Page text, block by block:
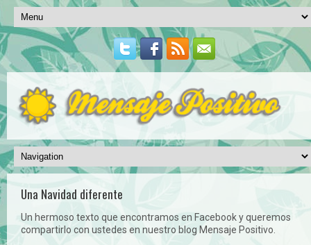
Una Navidad diferente
Un hermoso texto que encontramos en Facebook y queremos
compartirlo con ustedes en nuestro blog Mensaje Positivo.